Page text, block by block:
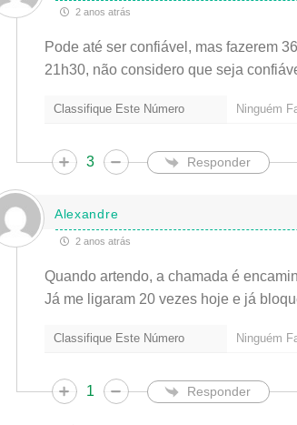
2 anos atrás
Pode até ser confiável, mas fazerem
21h30, não considero que seja
Classifique Este Número Ninguém
3 Responder
Alexandre
2 anos atrás
Quando artendo, a chamada é
Já me ligaram 20 vezes hoje e já
Classifique Este Número Ninguém
1 Responder